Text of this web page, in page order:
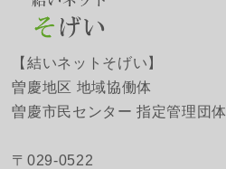
【結いネットそげい】
曽慶地区 地域協働体
曽慶市民センター 指定管理団体
〒029-0522